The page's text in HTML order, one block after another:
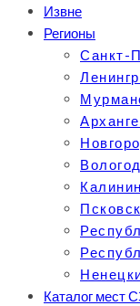
Извне
Регионы
Санкт-
Каталог мест